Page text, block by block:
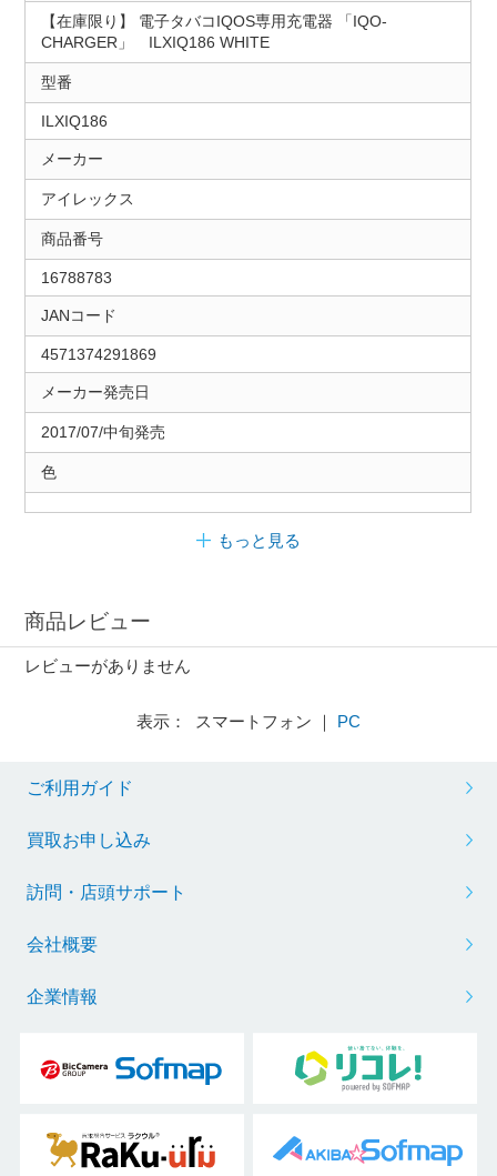
【在庫限り】 電子タバコIQOS専用充電器 「IQO-
CHARGER」 ILXIQ186 WHITE
型番
ILXIQ186
メーカー
アイレックス
商品番号
16788783
JANコード
4571374291869
メーカー発売日
2017/07/中旬発売
色
もっと見る
商品レビュー
レビューがありません
表示： スマートフォン ｜ PC
ご利用ガイド
買取お申し込み
訪問・店頭サポート
会社概要
企業情報